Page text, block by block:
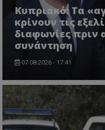
Κυπριακό: Τα
κρίνουν τις
διαφωνίες πριν
συνάντηση
07.08.2026 - 17:41